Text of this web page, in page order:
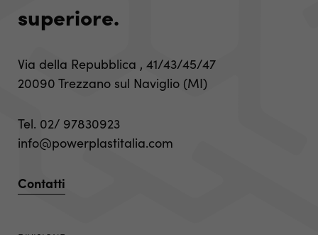
superiore.
Via della Repubblica , 41/43/45/47
20090 Trezzano sul Naviglio (MI)
Tel. 02/ 97830923
info@powerplastitalia.com
Contatti